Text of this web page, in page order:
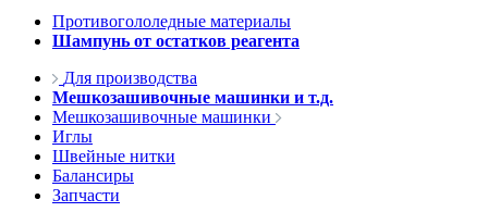
Противогололедные материалы
Шампунь от остатков реагента
Для производства
Мешкозашивочные машинки и т.д.
Мешкозашивочные машинки
Иглы
Швейные нитки
Балансиры
Запчасти